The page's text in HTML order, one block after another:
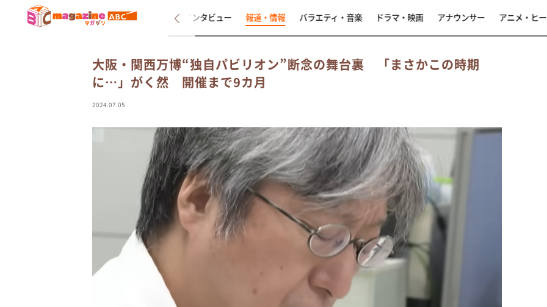
インタビュー 報道・情報 バラエティ・音楽 ドラマ・映画 アナウンサー アニメ・ヒ
大阪・関西万博“独自パビリオン”断念の舞台裏 「まさかこの時期
に…」がく然 開催まで9カ月
2024.07.05